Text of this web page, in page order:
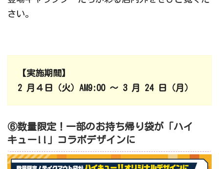
さい。
【実施期間】
2 月４日（火）AM9:00 ～ 3 月 24 日（月）
⑥数量限定！一部のお持ち帰り袋が「ハイ
キュー!!」コラボデザインに